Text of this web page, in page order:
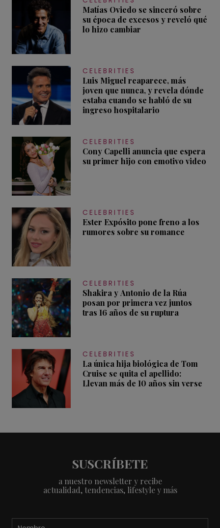
Matías Oviedo se sinceró sobre
su época de excesos y reveló qué
lo hizo cambiar
CELEBRITIES
Luis Miguel reaparece, más
joven que nunca, y revela dónde
estaba cuando se habló de su
ingreso hospitalario
CELEBRITIES
Cony Capelli anuncia que espera
su primer hijo con emotivo video
CELEBRITIES
Ester Expósito pone freno a los
rumores sobre su romance
CELEBRITIES
Shakira y Antonio de la Rúa
posan por primera vez juntos
tras 16 años de su ruptura
CELEBRITIES
La única hija biológica de Tom
Cruise se quita el apellido:
Llevan más de 10 años sin verse
SUSCRÍBETE
a nuestro newsletter y recibe
actualidad, tendencias, lifestyle y más